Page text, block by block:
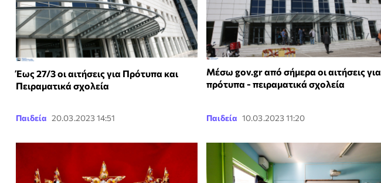
Έως 27/3 οι αιτήσεις για Πρότυπα και
Πειραματικά σχολεία
Παιδεία 20.03.2023 14:51
Μέσω gov.gr από σήμερα οι αιτήσεις για
πρότυπα - πειραματικά σχολεία
Παιδεία 10.03.2023 11:20